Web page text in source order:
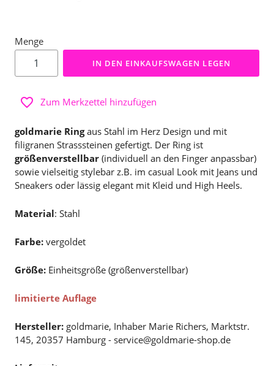
Menge
IN DEN EINKAUFSWAGEN LEGEN
Zum Merkzettel hinzufügen
goldmarie Ringaus Stahl im Herz Design und mit
filigranen Strasssteinen gefertigt. Der Ring ist
größenverstellbar (individuell an den Finger anpassbar)
sowie vielseitig stylebar z.B. im casual Look mit Jeans und
Sneakers oder lässig elegant mit Kleid und High Heels.
Material: Stahl
Farbe: vergoldet
Größe: Einheitsgröße (größenverstellbar)
limitierte Auflage
Hersteller: goldmarie, Inhaber Marie Richers, Marktstr.
145, 20357 Hamburg - service@goldmarie-shop.de